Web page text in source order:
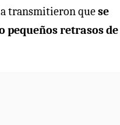
transmitieron quese
pequeños retrasos de